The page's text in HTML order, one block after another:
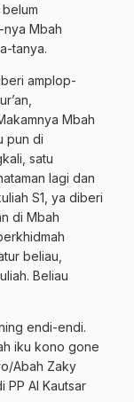
nya Mbah
tanya.
amplop-
Mbah
pun di
satu
lagi dan
S1, ya diberi
di Mbah
beliau,
Beliau
endi-endi.
iku kono gone
Abah Zaky
PP Al Kautsar